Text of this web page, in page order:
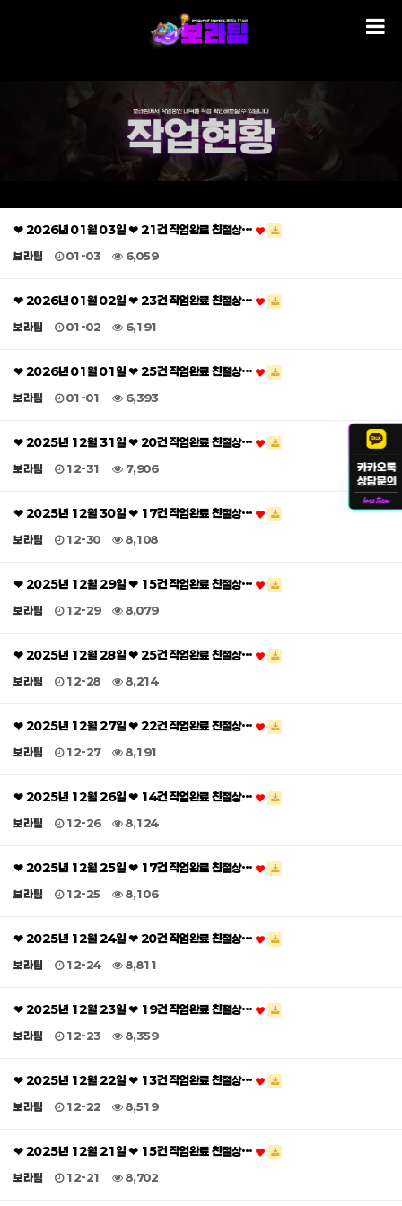
❤ 2026년 01월 03일 ❤ 21건 작업완료 친절상…
보라팀 01-03 6,059
❤ 2026년 01월 02일 ❤ 23건 작업완료 친절상…
보라팀 01-02 6,191
❤ 2026년 01월 01일 ❤ 25건 작업완료 친절상…
보라팀 01-01 6,393
❤ 2025년 12월 31일 ❤ 20건 작업완료 친절상…
보라팀 12-31 7,906
❤ 2025년 12월 30일 ❤ 17건 작업완료 친절상…
보라팀 12-30 8,108
❤ 2025년 12월 29일 ❤ 15건 작업완료 친절상…
보라팀 12-29 8,079
❤ 2025년 12월 28일 ❤ 25건 작업완료 친절상…
보라팀 12-28 8,214
❤ 2025년 12월 27일 ❤ 22건 작업완료 친절상…
보라팀 12-27 8,191
❤ 2025년 12월 26일 ❤ 14건 작업완료 친절상…
보라팀 12-26 8,124
❤ 2025년 12월 25일 ❤ 17건 작업완료 친절상…
보라팀 12-25 8,106
❤ 2025년 12월 24일 ❤ 20건 작업완료 친절상…
보라팀 12-24 8,811
❤ 2025년 12월 23일 ❤ 19건 작업완료 친절상…
보라팀 12-23 8,359
❤ 2025년 12월 22일 ❤ 13건 작업완료 친절상…
보라팀 12-22 8,519
❤ 2025년 12월 21일 ❤ 15건 작업완료 친절상…
보라팀 12-21 8,702